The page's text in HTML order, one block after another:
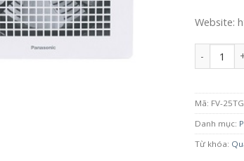
Website:
Mã: FV-
Danh mục:
Từ khóa: